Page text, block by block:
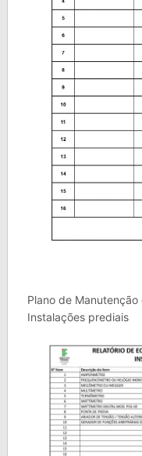
Plano de
Instalações prediais